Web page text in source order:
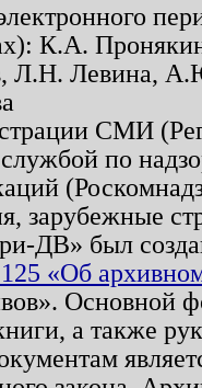
К.А.
Л.Н. Левина,
СМИ
по
зарубежные
ДВ» был
«Об
Основной
а также